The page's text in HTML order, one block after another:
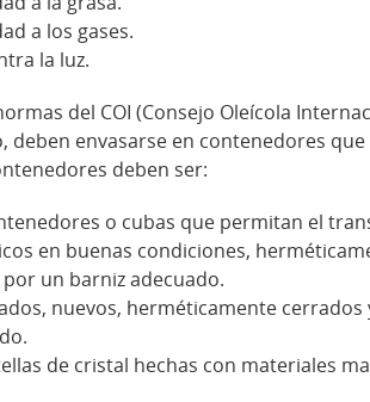
a los gases.
la luz.
del COI (Consejo Oleícola
deben envasarse en contenedores
deben ser:
o cubas que permitan el
en buenas condiciones,
un barniz adecuado.
nuevos, herméticamente
de cristal hechas con materiales